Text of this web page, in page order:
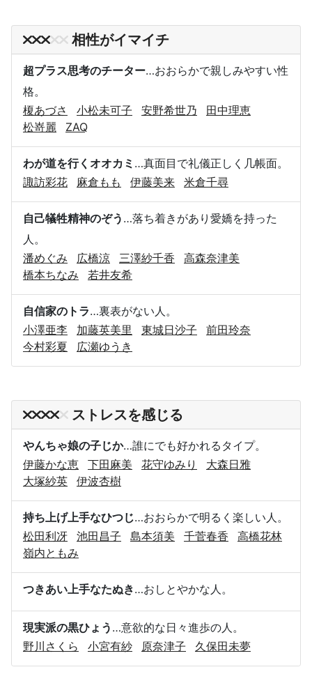
相性がイマイチ
超プラス思考のチーター…おおらかで親しみやすい性
格。
榎あづさ
小松未可子 安野希世乃
田中理恵
松嵜麗
ZAQ
わが道を行くオオカミ …真面目で礼儀正しく几帳面。
諏訪彩花
麻倉もも 伊藤美来 米倉千尋
自己犠牲精神のぞう …落ち着きがあり愛嬌を持った
人。
潘めぐみ
広橋涼 三澤紗千香
高森奈津美
橋本ちなみ
若井友希
自信家のトラ…裏表がない人。
小澤亜李
加藤英美里 東城日沙子
前田玲奈
今村彩夏
広瀬ゆうき
ストレスを感じる
やんちゃ娘の子じか…誰にでも好かれるタイプ。
伊藤かな恵
下田麻美 花守ゆみり
大森日雅
大塚紗英
伊波杏樹
持ち上げ上手なひつじ…おおらかで明るく楽しい人。
松田利冴
池田昌子 島本須美 千菅春香
高橋花林
嶺内ともみ
つきあい上手なたぬき…おしとやかな人。
現実派の黒ひょう …意欲的な日々進歩の人。
野川さくら
小宮有紗 原奈津子 久保田未夢